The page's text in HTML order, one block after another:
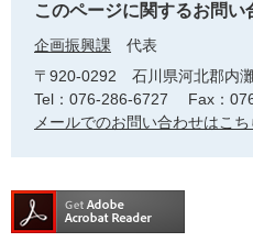
このページに関するお問い
企画振興課
代表
〒920-0292
石川県河北郡内
Tel：076-286-6727
Fax：
メールでのお問い合わせはこち